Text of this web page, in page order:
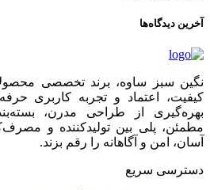
آخرین دیدگاه‌ها
نگین سبز ساوه، برند تخصصی
کیفیت، اعتماد و تجربه کاربری
بهره‌گیری از طراحی مدرن،
مطمئن، پلی بین تولیدکننده و
آسان، امن و آگاهانه را رقم بزند.
دسترسی سریع